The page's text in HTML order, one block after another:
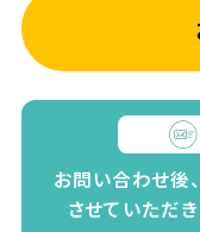
お問い合わせ後
させていただき